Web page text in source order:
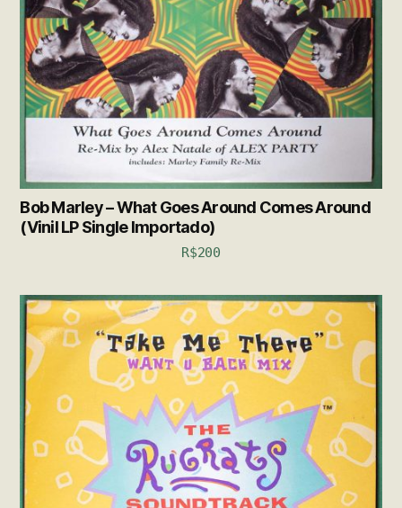
Bob Marley – What Goes Around Comes Around
(Vinil LP Single Importado)
R$200